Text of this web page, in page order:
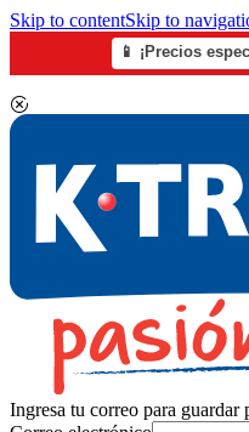
Skip to contentSkip to
📱 ¡Precios
Ingresa tu correo para guardar